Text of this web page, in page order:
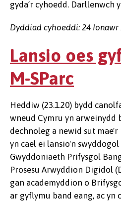
gyda’r cyhoedd. Darllenwch
Dyddiad cyhoeddi: 24 Ionawr
Lansio oes
M-SParc
Heddiw (23.1.20) bydd
wneud Cymru yn arweinydd
dechnoleg a newid sut
yn cael ei lansio'n swyddogol
Gwyddoniaeth Prifysgol
Prosesu Arwyddion Digidol
gan academyddion o
ar gyflymu band eang, ac